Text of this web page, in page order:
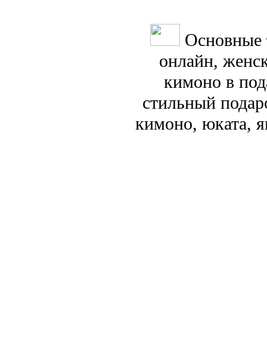
Основные
онлайн,
кимоно в
стильный
кимоно, юката,